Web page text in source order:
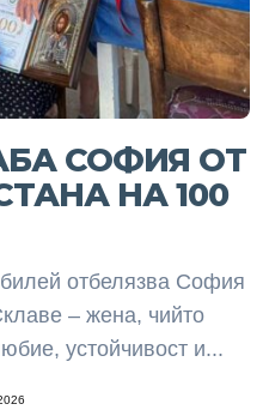
СОФИЯ ОТ
НА 100
отбелязва София
– жена, чийто
устойчивост и...